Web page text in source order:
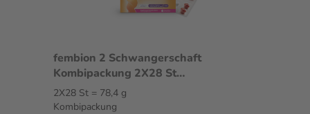
fembion 2 Schwangerschaft
Kombipackung 2X28 St
Kombipackung
2X28 St = 78,4 g
Kombipackung